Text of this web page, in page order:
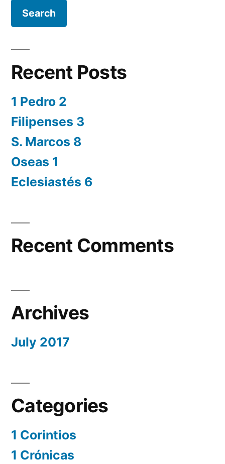
Recent Posts
1 Pedro 2
Filipenses 3
S. Marcos 8
Oseas 1
Eclesiastés 6
Recent Comments
Archives
July 2017
Categories
1 Corintios
1 Crónicas